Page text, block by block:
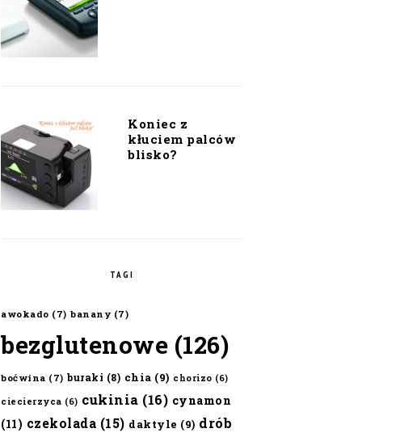
Koniec z
kłuciem palców
blisko?
TAGI
awokado (7) banany (7)
bezglutenowe (126)
boćwina (7) buraki (8) chia (9) chorizo (6)
ciecierzyca (6) cukinia (16) cynamon
(11) czekolada (15) daktyle (9) drób